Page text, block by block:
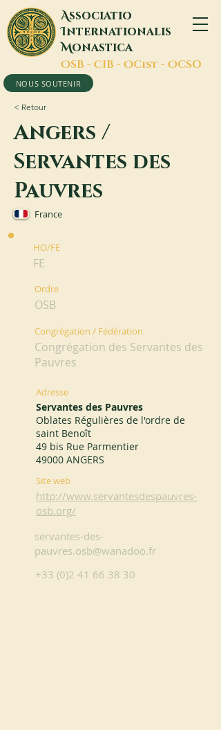
Associatio
Internationalis
Monastica
OSB - CIB - OCist - OCSO
NOUS SOUTENIR
< Retour
Angers /
Servantes des
Pauvres
France
HO/FE
FE
Ordre
OSB
Congrégation / Fédération
Congrégation des Servantes des
Pauvres
Adresse
Servantes des Pauvres
Oblates Régulières de l'ordre de
saint Benoît
49 bis Rue Parmentier
49000 ANGERS
Site web
http://www.servantesdespauvres-
osb.org/
servantes-des-
pauvres.osb@wanadoo.fr
+33 (0)2 41 66 38 30